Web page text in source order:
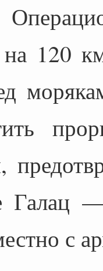
120
Галац
с